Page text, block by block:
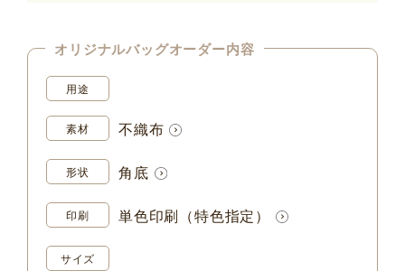
オリジナルバッグオーダー内容
用途
素材 不織布
形状 角底
印刷 単色印刷（特色指定）
サイズ